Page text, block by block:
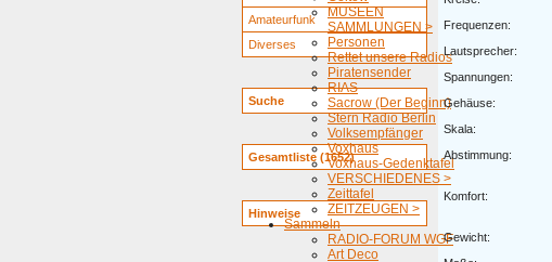
MUSEEN
SAMMLUNGEN >
Personen
Rettet unsere Radios
Piratensender
RIAS
Sacrow (Der Beginn)
Stern Radio Berlin
Volksempfänger
Voxhaus
Voxhaus-Gedenktafel
VERSCHIEDENES >
Zeittafel
ZEITZEUGEN >
Sammeln
RADIO-FORUM WGF
Art Deco
Amateurfunk
Diverses
Suche
Gesamtliste (1652)
Hinweise
Frequenzen:
Lautsprecher:
Spannungen:
Gehäuse:
Skala:
Abstimmung:
Komfort:
Gewicht: